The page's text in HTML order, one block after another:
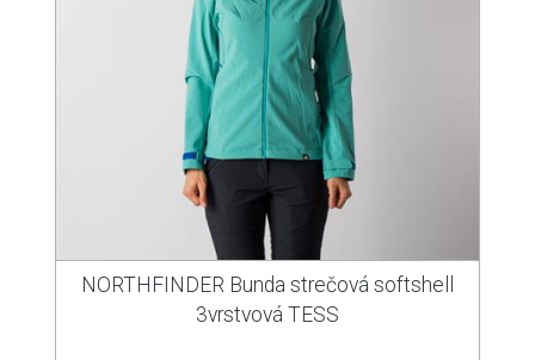
NORTHFINDER Bunda strečová softshell
3vrstvová TESS